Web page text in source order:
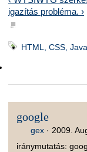
igazítás probléma. ›
■
HTML, CSS,
google
gex · 2009.
iránymutatás: